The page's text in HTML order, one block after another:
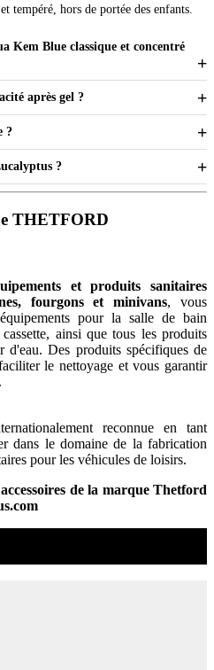
tempéré, hors de portée des enfants.
Kem Blue classique et concentré
après gel ?
?
?
THETFORD
et produits sanitaires
fourgons et minivans, vous
pour la salle de bain
ainsi que tous les produits
d'eau. Des produits spécifiques de
le nettoyage et vous garantir
reconnue en tant
dans le domaine de la fabrication
pour les véhicules de loisirs.
de la marque Thetford